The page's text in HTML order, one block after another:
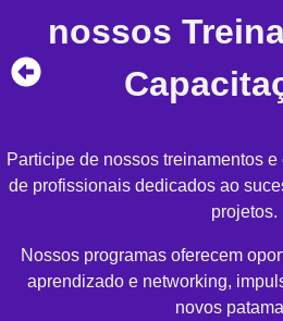
nossos
Participe de nossos treinamentos
de profissionais dedicados ao
projetos.
Nossos programas oferecem
aprendizado e networking,
novos